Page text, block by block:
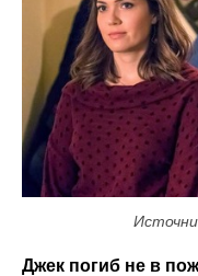
Джек погиб не в